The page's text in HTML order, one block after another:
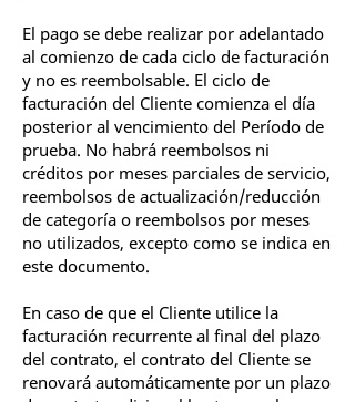
El pago se debe realizar por adelantado
al comienzo de cada ciclo de facturación
y no es reembolsable. El ciclo de
facturación del Cliente comienza el día
posterior al vencimiento del Período de
prueba. No habrá reembolsos ni
créditos por meses parciales de servicio,
reembolsos de actualización/reducción
de categoría o reembolsos por meses
no utilizados, excepto como se indica en
este documento.
En caso de que el Cliente utilice la
facturación recurrente al final del plazo
del contrato, el contrato del Cliente se
renovará automáticamente por un plazo